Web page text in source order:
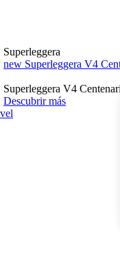
Superleggera
new Superleggera V4
Superleggera V4
Descubrir más